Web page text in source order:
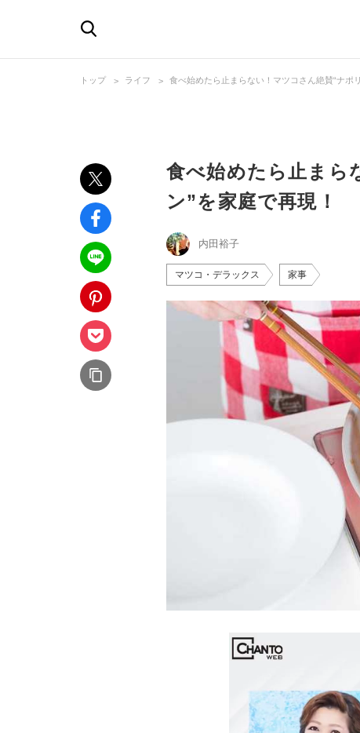
トップ ライフ 食べ始めたら止まらない！マツコさん絶賛“ナポ
食べ始めたら止まら
ン”を家庭で再現！
内田裕子
マツコ・デラックス 家事